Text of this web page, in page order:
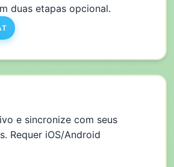
duas etapas opcional.
e sincronize com seus
Requer iOS/Android